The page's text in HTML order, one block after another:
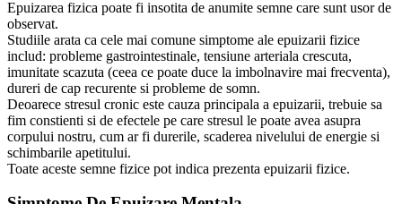
Epuizarea fizica poate fi insotita de anumite semne care sunt usor de
observat.
Studiile arata ca cele mai comune simptome ale epuizarii fizice
includ: probleme gastrointestinale, tensiune arteriala crescuta,
imunitate scazuta (ceea ce poate duce la imbolnavire mai frecventa),
dureri de cap recurente si probleme de somn.
Deoarece stresul cronic este cauza principala a epuizarii, trebuie sa
fim constienti si de efectele pe care stresul le poate avea asupra
corpului nostru, cum ar fi durerile, scaderea nivelului de energie si
schimbarile apetitului.
Toate aceste semne fizice pot indica prezenta epuizarii fizice.